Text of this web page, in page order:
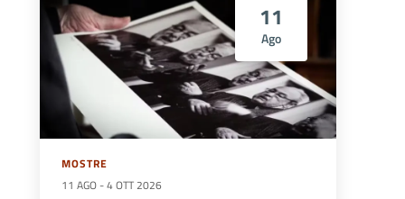
11
Ago
MOSTRE
11 AGO -4 OTT 2026